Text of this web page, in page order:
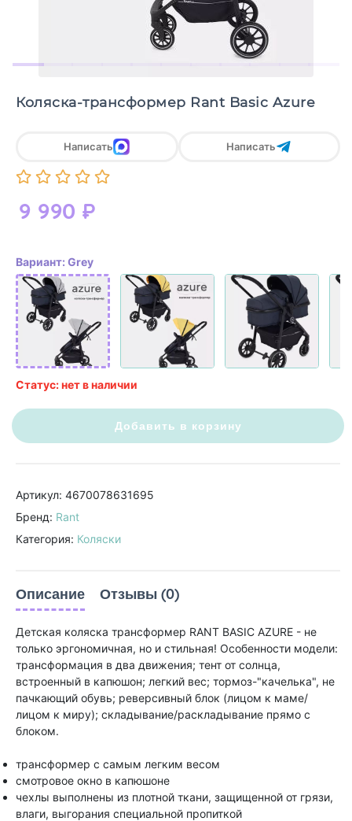
Коляска-трансформер Rant Basic Azure
9 990 ₽
Написать Написать
Вариант: Grey
Статус: нет в наличии
Добавить в корзину
Артикул: 4670078631695
Бренд: Rant
Категория: Коляски
Описание Отзывы (0)
Детская коляска трансформер RANT BASIC AZURE - не
только эргономичная, но и стильная! Особенности модели:
трансформация в два движения; тент от солнца,
встроенный в капюшон; легкий вес; тормоз-"качелька", не
пачкающий обувь; реверсивный блок (лицом к маме/
лицом к миру); складывание/раскладывание прямо с
блоком.
трансформер с самым легким весом
смотровое окно в капюшоне
чехлы выполнены из плотной ткани, защищенной от грязи,
влаги, выгорания специальной пропиткой